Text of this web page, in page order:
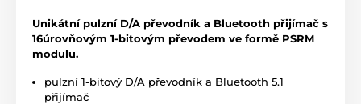
Unikátní pulzní D/A převodník a Bluetooth přijímač s
16úrovňovým 1-bitovým převodem ve formě PSRM
modulu.
pulzní 1-bitový D/A převodník a Bluetooth 5.1
přijímač